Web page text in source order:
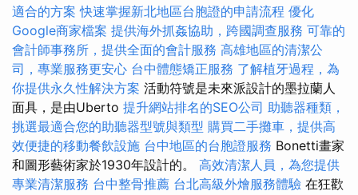
適合的方案 快速掌握新北地區台胞證的申請流程 優化
Google商家檔案 提供海外抓姦協助，跨國調查服務 可靠的
會計師事務所，提供全面的會計服務 高雄地區的清潔公
司，專業服務更安心 台中體態矯正服務 了解植牙過程，為
你提供永久性解決方案 活動符號是未來派設計的墨拉蘭人
面具，是由Uberto 提升網站排名的SEO公司 助聽器種類，
挑選最適合您的助聽器型號與類型 購買二手攤車，提供高
效便捷的移動餐飲設施 台中地區的台胞證服務 Bonetti畫家
和圖形藝術家於1930年設計的。 高效清潔人員，為您提供
專業清潔服務 台中整骨推薦 台北高級外燴服務體驗 在狂歡